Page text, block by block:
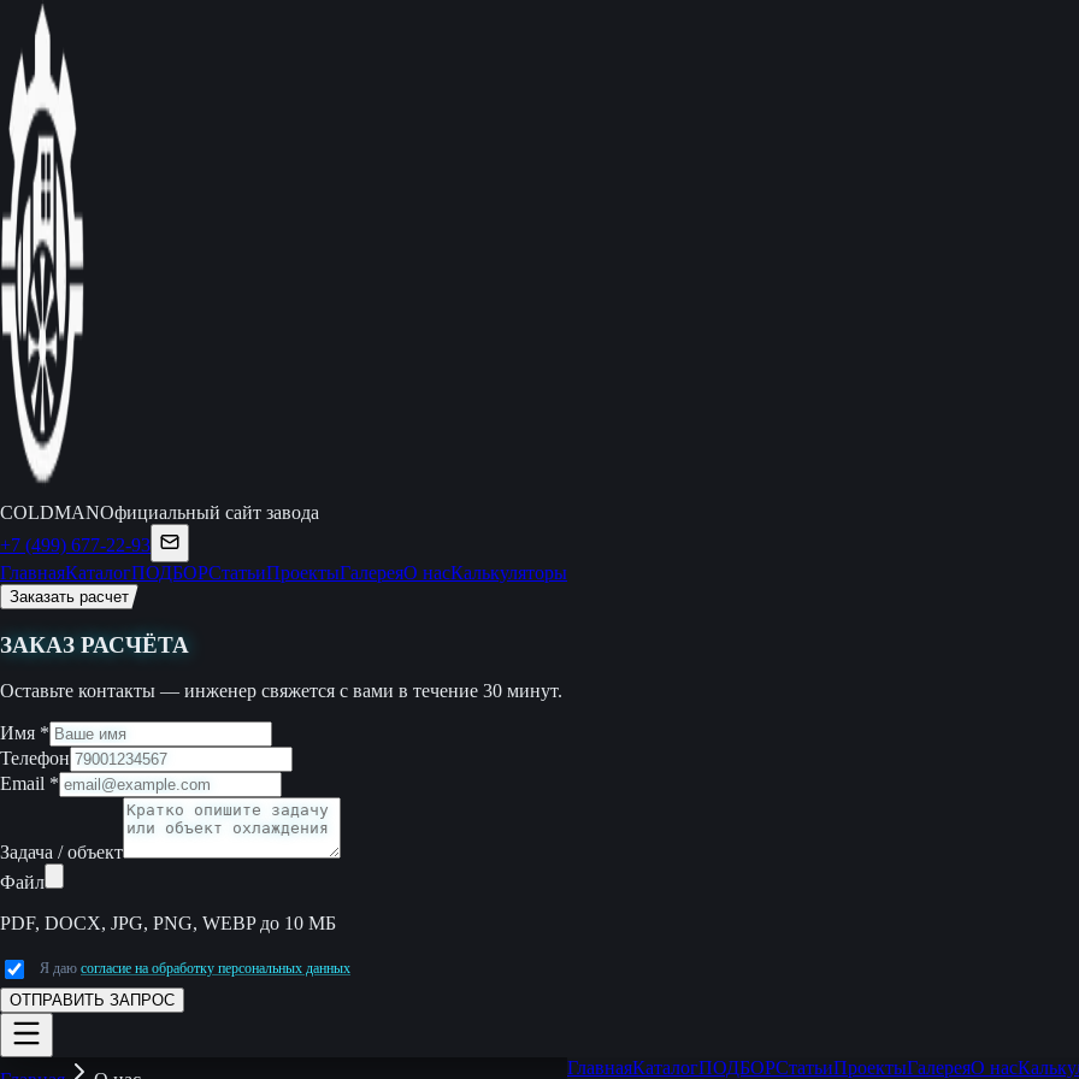
COLDMANОфициальный сайт завода
+7 (499) 677-22-93
ГлавнаяКаталогПОДБОРСтатьиПроектыГалереяО насКалькуляторы
Заказать расчет
ЗАКАЗ РАСЧЁТА
Оставьте контакты — инженер свяжется с вами в течение 30 минут.
Имя *
Телефон
Email *
Задача / объект
Файл
PDF, DOCX, JPG, PNG, WEBP до 10 МБ
Я даю согласие на обработку персональных данных
ОТПРАВИТЬ ЗАПРОС
ГлавнаяКаталогПОДБОРСтатьиПроектыГалереяО нас